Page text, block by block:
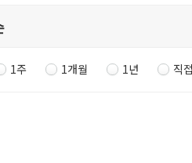
1주 1개월 1년 직